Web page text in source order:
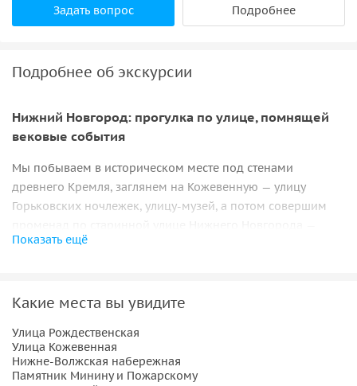
Задать вопрос Подробнее
Подробнее об экскурсии
Нижний Новгород: прогулка по улице, помнящей
вековые события
Мы побываем в историческом месте под стенами
древнего Кремля, заглянем на Кожевенную — улицу
Горьковских ночлежек, улицу-музей, а потом совершим
Рождественской
необыкновенная архитектура, переданная нам в
Пожарскому, увидите возрожденный фуникулер, которым
пользовались нижегородцы в 19 веке, восхититесь
архитектурными шедеврами купеческих домов и одной
Показать ещё
Какие места вы увидите
Улица Рождественская
Улица Кожевенная
Нижне-Волжская набережная
Памятник Минину и Пожарскому